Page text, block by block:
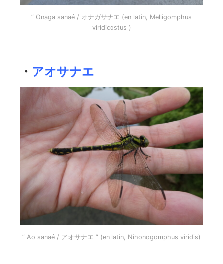
” Onaga sanaé / オナガサナエ (en latin, Melligomphus
viridicostus )
・ アオサナエ
” Ao sanaé / アオサナエ ” (en latin, Nihonogomphus viridis)